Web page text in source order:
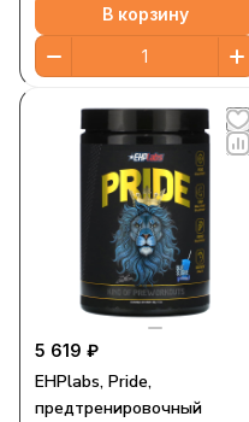
В корзину
5 619 ₽
EHPlabs, Pride,
предтренировочный